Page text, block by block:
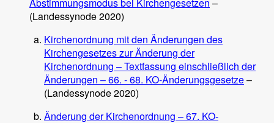
(Landessynode 2020)
Kirchenordnung mit den Änderungen des
Kirchengesetzes zur Änderung der
Kirchenordnung – Textfassung einschließlich der
Änderungen – 66. - 68. KO-Änderungsgesetze–
(Landessynode 2020)
Änderung der Kirchenordnung – 67. KO-